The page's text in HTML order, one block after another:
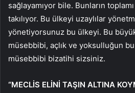
sağlayamıyor bile. Bunların
takılıyor. Bu ülkeyi uzaylılar
yönetiyorsunuz bu ülkeyi. Bu
müsebbibi, açlık ve yoksulluğun
müsebbibi bizatihi sizsiniz.
“MECLİS ELİNİ TAŞIN ALTINA